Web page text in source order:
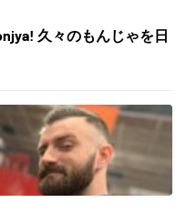
久々のもんじゃを日